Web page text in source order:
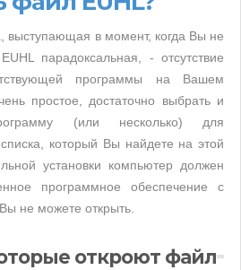
выступающая в момент, когда Вы не
парадоксальная, - отсутствие
программы на Вашем
простое, достаточно выбрать и
(или несколько) для
который Вы найдете на этой
установки компьютер должен
программное обеспечение с
не можете открыть.
откроют файл